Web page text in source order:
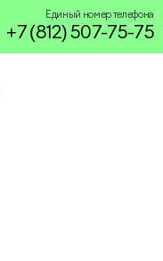
Единый номер телефона
+7 (812) 507-75-75